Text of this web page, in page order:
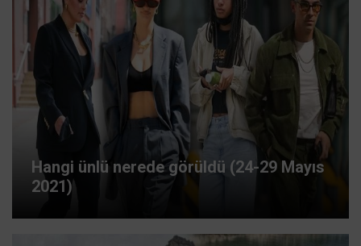
Hangi ünlü nerede görüldü (24-29 Mayıs
2021)